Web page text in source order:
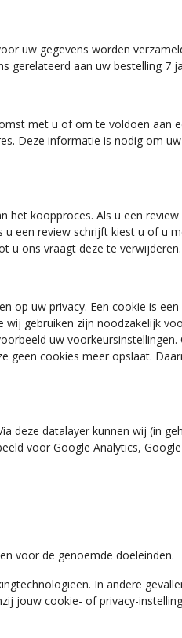
uw gegevens worden
gerelateerd aan uw bestelling 7
met u of om te voldoen aan
Deze informatie is nodig om
het koopproces. Als u een
een review schrijft kiest u of u
u ons vraagt deze te verwijderen.
op uw privacy. Een cookie is
gebruiken zijn noodzakelijk
uw
geen cookies meer opslaat.
deze datalayer kunnen wij (in
voor Google Analytics,
voor de genoemde doeleinden.
In andere
jouw cookie- of privacy-